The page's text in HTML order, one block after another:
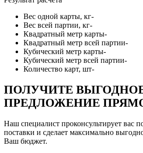
Вес одной карты, кг-
Вес всей партии, кг-
Квадратный метр карты-
Квадратный метр всей партии-
Кубический метр карты-
Кубический метр всей партии-
Количество карт, шт-
ПОЛУЧИТЕ
ПРЕДЛОЖЕНИЕ
Наш специалист проконсультирует вас
поставки и сделает максимально
Ваш бюджет.